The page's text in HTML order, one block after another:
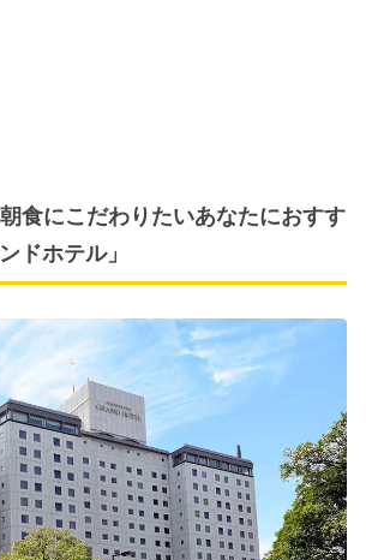
食にこだわりたいあなたにおすす
ドホテル」